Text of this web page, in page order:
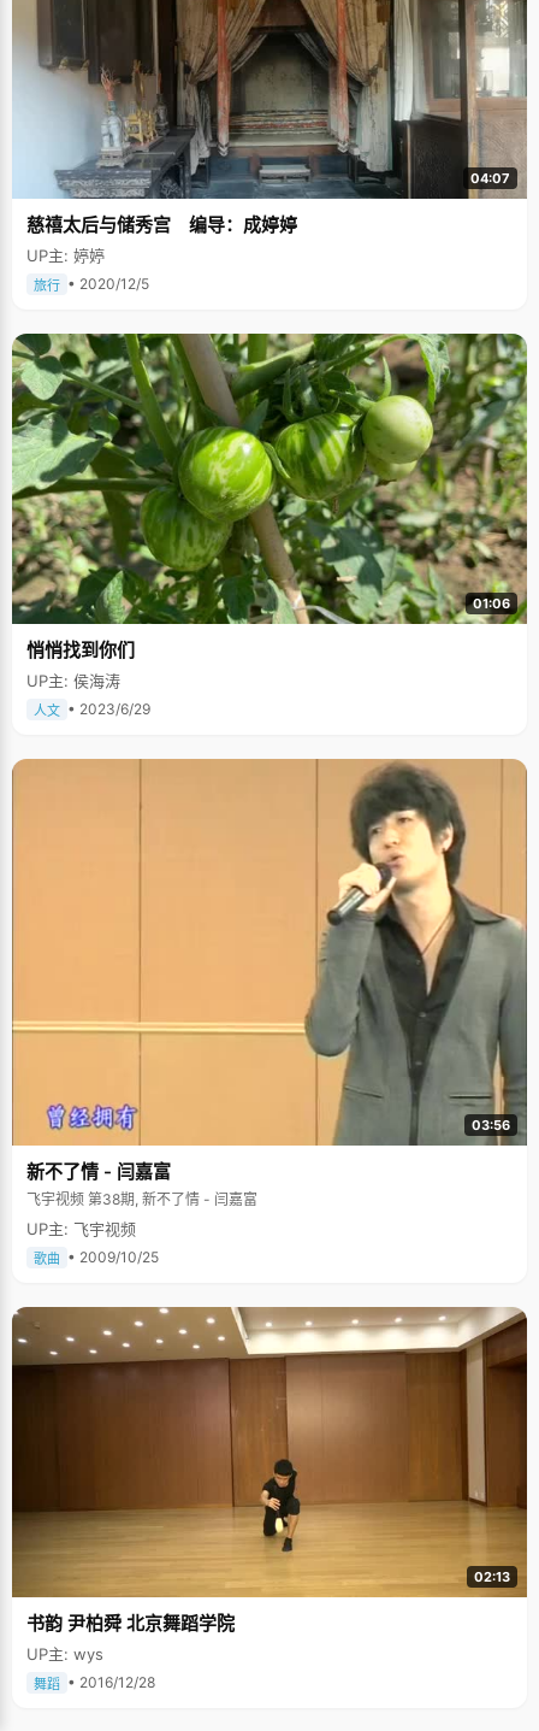
不重样。为了节省时间，妈妈的厨艺也突飞猛进，半小时就能做出三菜一
汤，让李怡然崇拜不已。"晚上为了不影响我学习，爸爸妈妈都不看电视，上
网看看新闻，或者就在隔壁房间看书，"李怡然声音渐渐低了下去，眼睛有些
潮湿，"非常感谢爸爸妈妈陪伴我读过了高中最艰苦的三年，没有他们就没有
我这个状元"。 可爱的女孩也喜欢美男 李怡然说自己是个十足的宅女，没课
的时候就宅在家里，上网、看书，跟妈妈聊天。李怡然非常喜欢看漫画书，
家里书架上摆满了各种漫画书，《犬夜叉》、《火影忍者》、《死神》等动
画片，都一直追着看。除此外，她还是个小小的花痴，"以前挺喜欢看韩剧和
美剧，只要有帅哥出演的电视剧都会追着看，高考之前正好在放韩国版的
《花样男子》，每周两集，我都不会放过"，李怡然嘿嘿笑起来，"每个周六
晚上是我休息上网看美男的时间，学习那么辛苦，给自己找点快乐的事情。
现在我追看《暮光之城》，里边的男主角真的太帅了 "。此时，李怡然小女孩
信和希望，"还是妈妈说的那句话，尽力去做好正在做的事情"，她突然的又
加了一句，"大学了，希望不要那么宅了，多参加些活动锻炼下自己。"
04:07
慈禧太后与储秀宫 编导：成婷婷
UP主: 婷婷
旅行 • 2020/12/5
01:06
悄悄找到你们
UP主: 侯海涛
人文 • 2023/6/29
03:56
新不了情 - 闫嘉富
飞宇视频 第38期, 新不了情 - 闫嘉富
UP主: 飞宇视频
歌曲 • 2009/10/25
02:13
书韵 尹柏舜 北京舞蹈学院
UP主: wys
舞蹈 • 2016/12/28